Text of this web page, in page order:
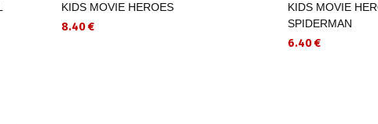
KIDS MOVIE HEROES
8.40 €
KIDS MOVIE
SPIDERMAN
6.40 €